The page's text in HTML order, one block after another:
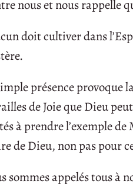
nous et nous rappelle
doit cultiver dans
présence provoque
de Joie que Dieu
à prendre l’exemple
de Dieu, non pas pour
sommes appelés tous à